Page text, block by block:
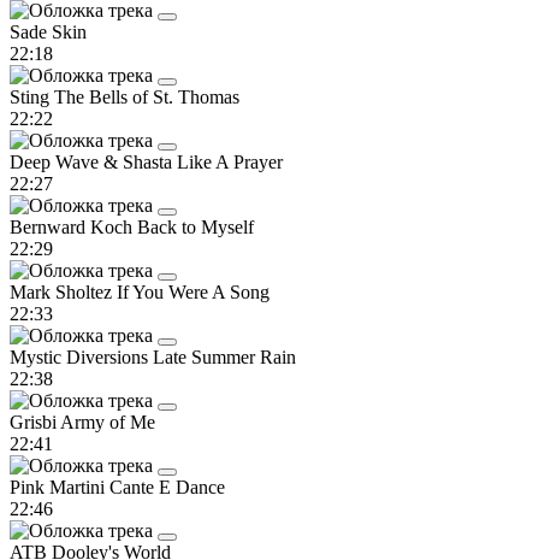
Sade Skin
22:18
Sting The Bells of St. Thomas
22:22
Deep Wave & Shasta Like A Prayer
22:27
Bernward Koch Back to Myself
22:29
Mark Sholtez If You Were A Song
22:33
Mystic Diversions Late Summer Rain
22:38
Grisbi Army of Me
22:41
Pink Martini Cante E Dance
22:46
ATB Dooley's World